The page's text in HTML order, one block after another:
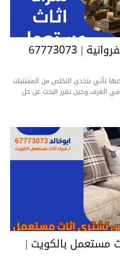
67773073
تأتي بتحدي التخلص من المقتنيات
الغرف وحين تقرر البحث عن حل
مستعمل بالكويت |